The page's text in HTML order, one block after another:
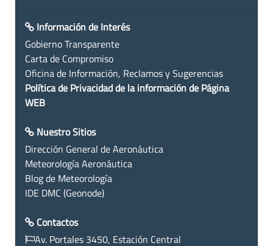
Información de Interés
Gobierno Transparente
Carta de Compromiso
Oficina de Información, Reclamos y Sugerencias
Política de Privacidad de la información de Página
WEB
Nuestro Sitios
Dirección General de Aeronáutica
Meteorología Aeronáutica
Blog de Meteorología
IDE DMC (Geonode)
Contactos
Av. Portales 3450, Estación Central